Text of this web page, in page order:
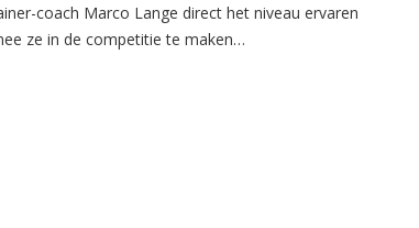
coach Marco Lange direct het niveau ervaren
ze in de competitie te maken…